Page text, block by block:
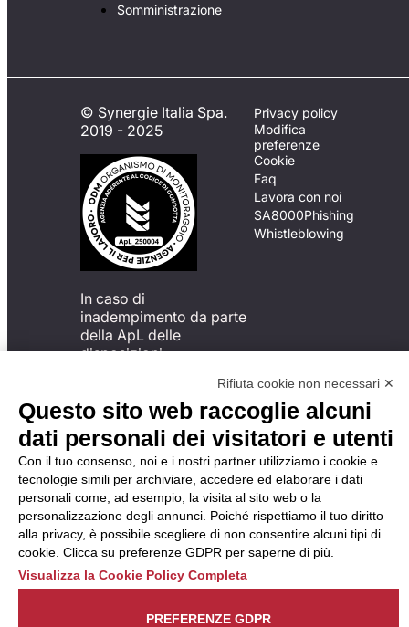
Somministrazione
© Synergie Italia Spa.
2019 - 2025
In caso di
inadempimento da parte
della ApL delle
disposizioni
possibile presentare un
reclamo
all’Organismo di
Monitoraggio utilizzando
una delle modalità
descritte al seguente
indirizzo web
https://odm-
agenzielavoro.it/reclami/.
Privacy policy
Modifica
preferenze
Cookie
Faq
Lavora con noi
SA8000Phishing
Whistleblowing
Rifiuta cookie non necessari ✕
Questo sito web raccoglie alcuni
dati personali dei visitatori e utenti
Con il tuo consenso, noi e i nostri partner utilizziamo i cookie e
tecnologie simili per archiviare, accedere ed elaborare i dati
personali come, ad esempio, la visita al sito web o la
personalizzazione degli annunci. Poiché rispettiamo il tuo diritto
alla privacy, è possibile scegliere di non consentire alcuni tipi di
cookie. Clicca su preferenze GDPR per saperne di più.
Visualizza la Cookie Policy Completa
PREFERENZE GDPR